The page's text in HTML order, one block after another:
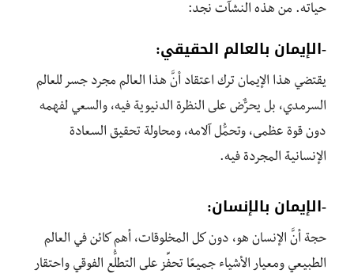
حياته. من هذه النشآت نجد:
-الإيمان بالعالم الحقيقي:
يقتضي هذا الإيمان ترك اعتقاد أنَّ هذا العالم مجرد جسر للعالم
السرمدي، بل يحرٌّض على النظرة الدنيوية فيه، والسعي لفهمه
دون قوة عظمى، وتحمُّل آلامه، ومحاولة تحقيق السعادة
الإنسانية المجردة فيه.
-الإيمان بالإنسان:
حجة أنَّ الإنسان هو، دون كل المخلوقات، أهم كائن في العالم
الطبيعي ومعيار الأشياء جميعًا تحفِّز على التطلُّع الفوقي واحتقار